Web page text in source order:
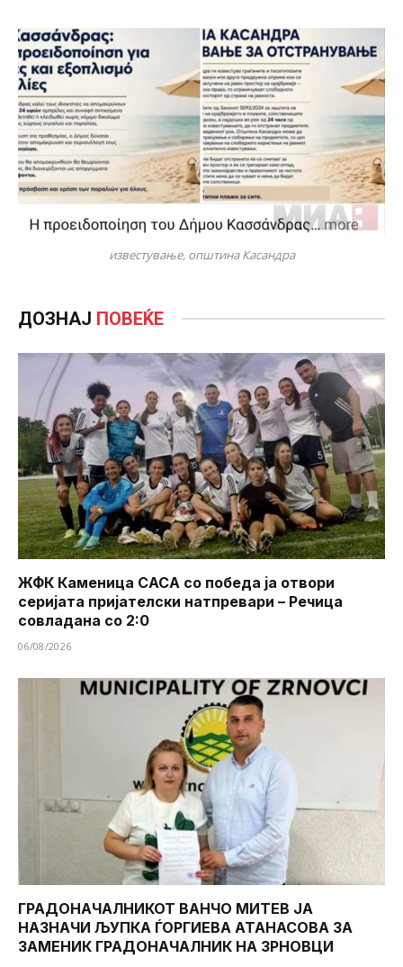
известување, општина Касандра
ДОЗНАЈ ПОВЕЌЕ
ЖФК Каменица САСА со победа ја отвори
серијата пријателски натпревари – Речица
совладана со 2:0
06/08/2026
ГРАДОНАЧАЛНИКОТ ВАНЧО МИТЕВ ЈА
НАЗНАЧИ ЉУПКА ЃОРГИЕВА АТАНАСОВА ЗА
ЗАМЕНИК ГРАДОНАЧАЛНИК НА ЗРНОВЦИ